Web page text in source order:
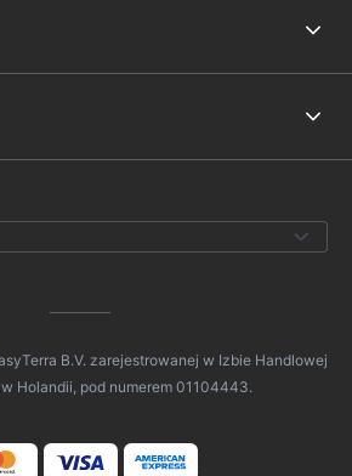
B.V. zarejestrowanej w Izbie Handlowej
Holandii, pod numerem 01104443.